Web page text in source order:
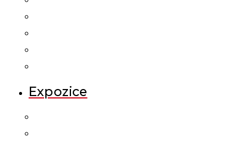
Expozice